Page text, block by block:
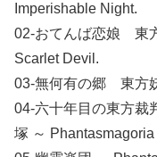
Imperishable Night.
02-おてんば恋娘 東
Scarlet Devil.
03-無何有の郷 東方
04-六十年目の東方
塚 ～